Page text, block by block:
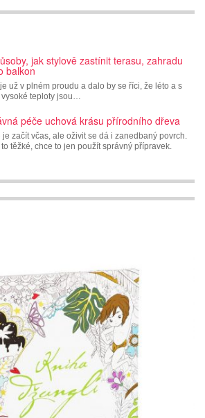
jak stylově zastínit terasu, zahradu
balkon
už v plném proudu a dalo by se říci, že léto a s
vysoké teploty jsou…
péče uchová krásu přírodního dřeva
je začít včas, ale oživit se dá i zanedbaný povrch.
těžké, chce to jen použít správný přípravek.